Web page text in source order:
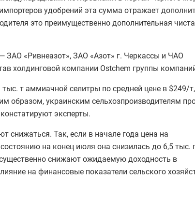
удобрений эта сумма отражает
это преимущественно дополнительная
ЗАО «Ривнеазот», ЗАО «Азот» г. Черкассы и ЧАО
холдинговой компании Ostchem группы
т аммиачной селитры по средней цене в $249/
образом, украинским сельхозпроизводителям
эксперты.
снижаться. Так, если в начале года цена на
на конец июля она снизилась до 6,5 тыс.
снижают ожидаемую доходность в
на финансовые показатели сельского